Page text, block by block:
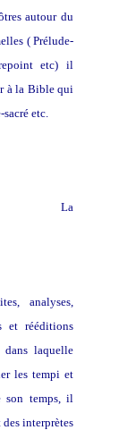
autour du
( Prélude-
etc) il
à la Bible qui
etc.
La
analyses,
et rééditions
dans laquelle
les tempi et
son temps, il
interprètes